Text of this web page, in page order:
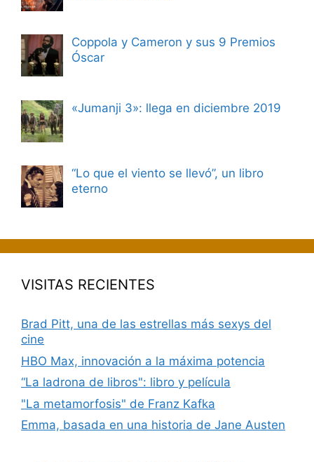
Coppola y Cameron y sus 9 Premios
Óscar
«Jumanji 3»: llega en diciembre 2019
“Lo que el viento se llevó”, un libro
eterno
VISITAS RECIENTES
Brad Pitt, una de las estrellas más sexys del
cine
HBO Max, innovación a la máxima potencia
“La ladrona de libros": libro y película
"La metamorfosis" de Franz Kafka
Emma, basada en una historia de Jane Austen